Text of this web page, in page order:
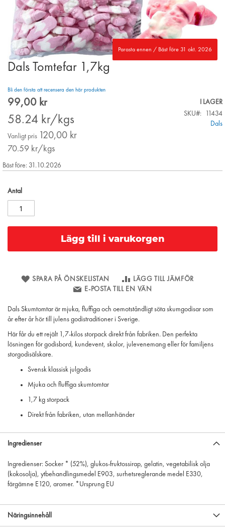
Parasta ennen / Bäst före 31 okt. 2026
Skip
of
the
images
gallery
Dals Tomtefar 1,7kg
Bli den första att recensera den här produkten
Special
99,00 kr
58.24 kr/kgs
Vanligt pris 120,00 kr
70.59 kr/kgs
I LAGER
SKU
11434
Dals
Bäst före: 31.10.2026
Antal
Lägg till i varukorgen
SPARA PÅ ÖNSKELISTAN
LÄGG TILL JÄMFÖR
E-POSTA TILL EN VÄN
Dals Skumtomtar är mjuka, fluffiga och oemotståndligt söta skumgodisar som
år efter år hör till julens godistraditioner i Sverige.
Här får du ett rejält 1,7-kilos storpack direkt från fabriken. Den perfekta
lösningen för godisbord, kundevent, skolor, julevenemang eller för familjens
storgodisälskare.
Svensk klassisk julgodis
Mjuka och fluffiga skumtomtar
1,7 kg storpack
Direkt från fabriken, utan mellanhänder
Ingredienser
Ingredienser: Socker * (52%), glukos-fruktossirap, gelatin, vegetabilisk olja
(kokosolja), ytbehandlingsmedel E903, surhetsreglerande medel E330,
färgämne E120, aromer. *Ursprung EU
Näringsinnehåll